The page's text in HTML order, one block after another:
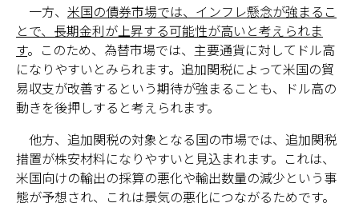
一方、 米国の債券市場では、インフレ懸念が強まるこ
とで、長期金利が上昇する可能性が高いと考えられま
す。このため、為替市場では、主要通貨に対してドル高
になりやすいとみられます。追加関税によって米国の貿
易収支が改善するという期待が強まることも、ドル高の
動きを後押しすると考えられます。
他方、追加関税の対象となる国の市場では、追加関税
措置が株安材料になりやすいと見込まれます。これは、
米国向けの輸出の採算の悪化や輸出数量の減少という事
態が予想され、これは景気の悪化につながるためです。